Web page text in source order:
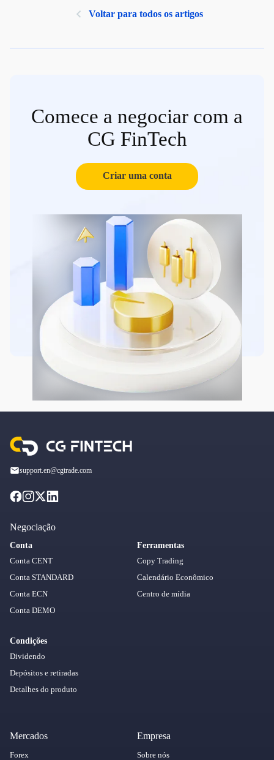
Voltar para todos os artigos
Comece a negociar com a
CG FinTech
Criar uma conta
support.en@cgtrade.com
Negociação
Conta
Conta CENT
Conta STANDARD
Conta ECN
Conta DEMO
Condições
Dividendo
Depósitos e retiradas
Detalhes do produto
Ferramentas
Copy Trading
Calendário Econômico
Centro de mídia
Mercados
Forex
Empresa
Sobre nós